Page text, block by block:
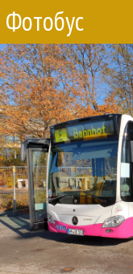
Фотобус